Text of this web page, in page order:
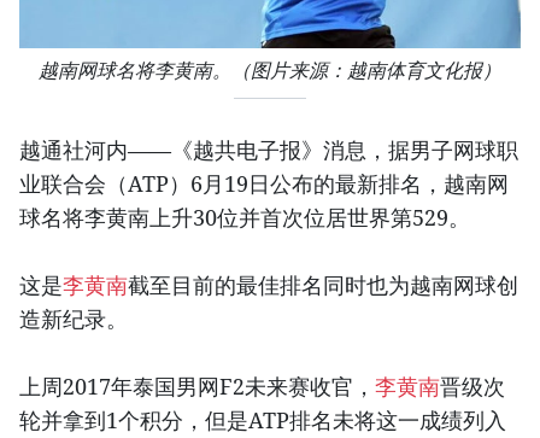
越南网球名将李黄南。（图片来源：越南体育文化报）
越通社河内——《越共电子报》消息，据男子网球职
业联合会（ATP）6月19日公布的最新排名，越南网
球名将李黄南上升30位并首次位居世界第529。
这是李黄南截至目前的最佳排名同时也为越南网球创
造新纪录。
上周2017年泰国男网F2未来赛收官， 李黄南晋级次
轮并拿到1个积分，但是ATP排名未将这一成绩列入